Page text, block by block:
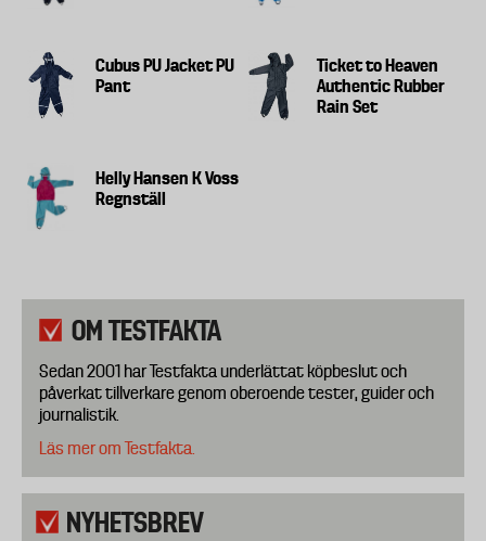
Cubus PU Jacket PU
Pant
Ticket to Heaven
Authentic Rubber
Rain Set
Helly Hansen K Voss
Regnställ
OM TESTFAKTA
Sedan 2001 har Testfakta underlättat köpbeslut och
påverkat tillverkare genom oberoende tester, guider och
journalistik.
Läs mer om Testfakta.
NYHETSBREV